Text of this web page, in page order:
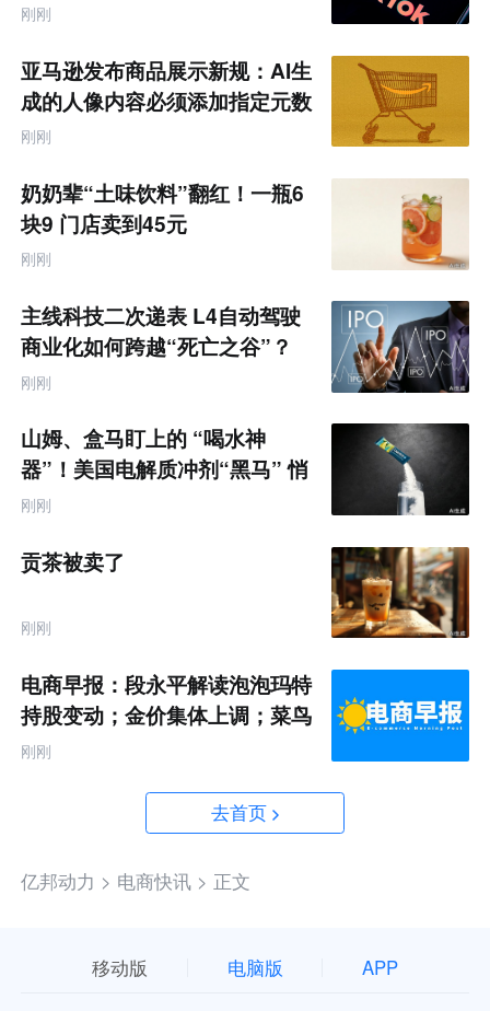
刚刚
亚马逊发布商品展示新规：AI生
成的人像内容必须添加指定元数
据
刚刚
奶奶辈“土味饮料”翻红！一瓶6
块9 门店卖到45元
刚刚
主线科技二次递表 L4自动驾驶
商业化如何跨越“死亡之谷”？
刚刚
山姆、盒马盯上的 “喝水神
器”！美国电解质冲剂“黑马” 悄
悄卖了68亿
刚刚
贡茶被卖了
刚刚
电商早报：段永平解读泡泡玛特
持股变动；金价集体上调；菜鸟
推出全球三日达跨境物流
刚刚
去首页
亿邦动力 > 电商快讯 > 正文
移动版 电脑版 APP